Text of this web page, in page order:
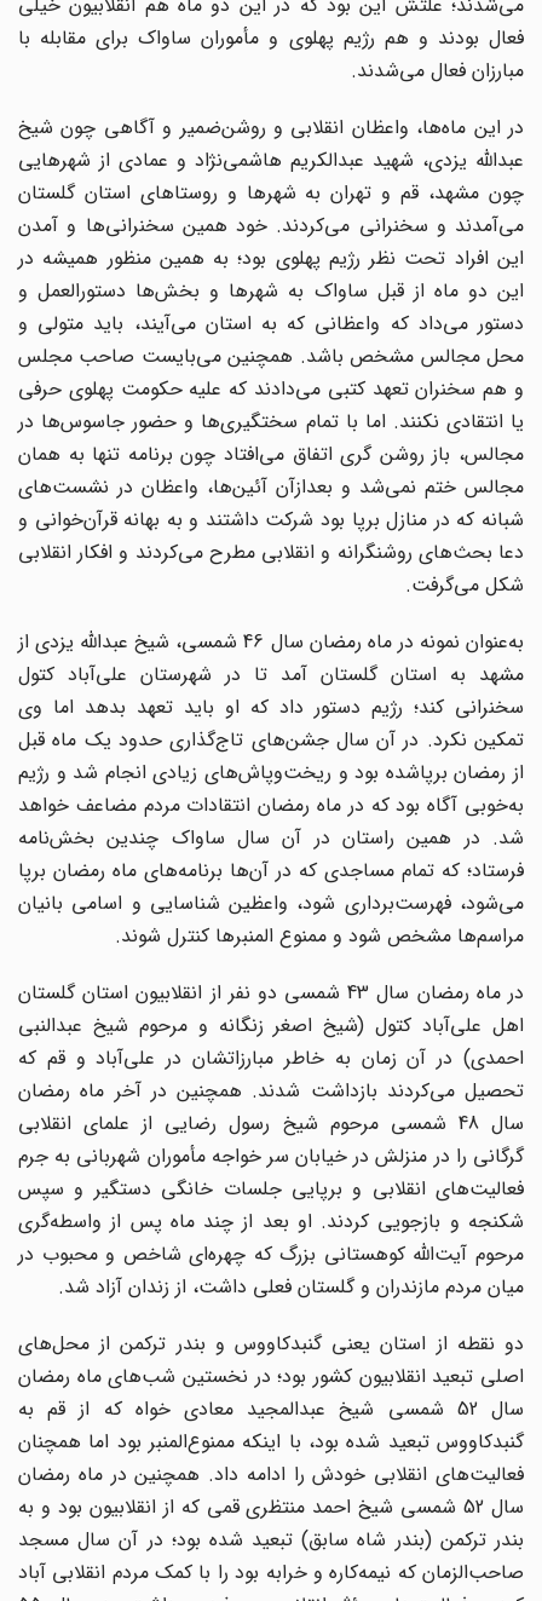
فعال بودند و هم رژیم پهلوی و مأموران ساواک برای مقابله با
مبارزان فعال می‌شدند.
در این ماه‌ها، واعظان انقلابی و روشن‌ضمیر و آگاهی چون شیخ
عبدالله یزدی، شهید عبدالکریم هاشمی‌نژاد و عمادی از شهرهایی
چون مشهد، قم و تهران به شهرها و روستاهای استان گلستان
می‌آمدند و سخنرانی می‌کردند. خود همین سخنرانی‌ها و آمدن
این افراد تحت نظر رژیم پهلوی بود؛ به همین منظور همیشه در
این دو ماه از قبل ساواک به شهرها و بخش‌ها دستورالعمل و
دستور می‌داد که واعظانی که به استان می‌آیند، باید متولی و
محل مجالس مشخص باشد. همچنین می‌بایست صاحب مجلس
و هم سخنران تعهد کتبی می‌دادند که علیه حکومت پهلوی حرفی
یا انتقادی نکنند. اما با تمام سختگیری‌ها و حضور جاسوس‌ها در
مجالس، باز روشن گری اتفاق می‌افتاد چون برنامه تنها به همان
مجالس ختم نمی‌شد و بعدازآن آئین‌ها، واعظان در نشست‌های
شبانه که در منازل برپا بود شرکت داشتند و به بهانه قرآن‌خوانی و
دعا بحث‌های روشنگرانه و انقلابی مطرح می‌کردند و افکار انقلابی
شکل می‌گرفت.
به‌عنوان نمونه در ماه رمضان سال 46 شمسی، شیخ عبدالله یزدی از
مشهد به استان گلستان آمد تا در شهرستان علی‌آباد کتول
سخنرانی کند؛ رژیم دستور داد که او باید تعهد بدهد اما وی
تمکین نکرد. در آن سال جشن‌های تاج‌گذاری حدود یک ماه قبل
از رمضان برپاشده بود و ریخت‌وپاش‌های زیادی انجام شد و رژیم
به‌خوبی آگاه بود که در ماه رمضان انتقادات مردم مضاعف خواهد
شد. در همین راستان در آن سال ساواک چندین بخش‌نامه
فرستاد؛ که تمام مساجدی که در آن‌ها برنامه‌های ماه رمضان برپا
می‌شود، فهرست‌برداری شود، واعظین شناسایی و اسامی بانیان
مراسم‌ها مشخص شود و ممنوع المنبرها کنترل شوند.
در ماه رمضان سال 43 شمسی دو نفر از انقلابیون استان گلستان
اهل علی‌آباد کتول (شیخ اصغر زنگانه و مرحوم شیخ عبدالنبی
احمدی) در آن زمان به خاطر مبارزاتشان در علی‌آباد و قم که
تحصیل می‌کردند بازداشت شدند. همچنین در آخر ماه رمضان
سال 48 شمسی مرحوم شیخ رسول رضایی از علمای انقلابی
گرگانی را در منزلش در خیابان سر خواجه مأموران شهربانی به جرم
فعالیت‌های انقلابی و برپایی جلسات خانگی دستگیر و سپس
شکنجه و بازجویی کردند. او بعد از چند ماه پس از واسطه‌گری
مرحوم آیت‌الله کوهستانی بزرگ که چهره‌ای شاخص و محبوب در
میان مردم مازندران و گلستان فعلی داشت، از زندان آزاد شد.
دو نقطه از استان یعنی گنبدکاووس و بندر ترکمن از محل‌های
اصلی تبعید انقلابیون کشور بود؛ در نخستین شب‌های ماه رمضان
سال 52 شمسی شیخ عبدالمجید معادی خواه که از قم به
گنبدکاووس تبعید شده بود، با اینکه ممنوع‌المنبر بود اما همچنان
فعالیت‌های انقلابی خودش را ادامه داد. همچنین در ماه رمضان
سال 52 شمسی شیخ احمد منتظری قمی که از انقلابیون بود و به
بندر ترکمن (بندر شاه سابق) تبعید شده بود؛ در آن سال مسجد
صاحب‌الزمان که نیمه‌کاره و خرابه بود را با کمک مردم انقلابی آباد